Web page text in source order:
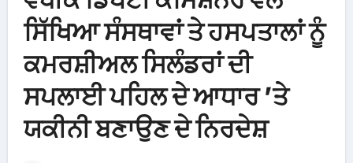
ਸਿੱਖਿਆ ਸੰਸਥਾਵਾਂ ਤੇ ਹਸਪਤਾਲਾਂ ਨੂੰ
ਕਮਰਸ਼ੀਅਲ ਸਿਲੰਡਰਾਂ ਦੀ
ਸਪਲਾਈ ਪਹਿਲ ਦੇ ਆਧਾਰ ’ਤੇ
ਯਕੀਨੀ ਬਣਾਉਣ ਦੇ ਨਿਰਦੇਸ਼